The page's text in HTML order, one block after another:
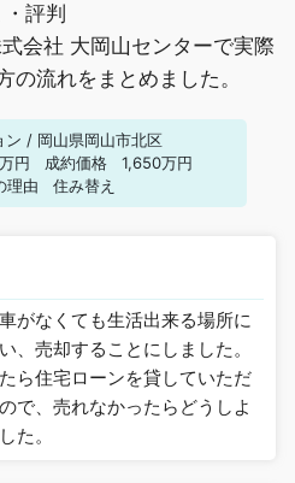
・評判
会社 大岡山センターで実際
の流れをまとめました。
ン / 岡山県岡山市北区
円 成約価格
1,650万円
理由
住み替え
がなくても生活出来る場所に
、売却することにしました。
ら住宅ローンを貸していただ
で、売れなかったらどうしよ
た。